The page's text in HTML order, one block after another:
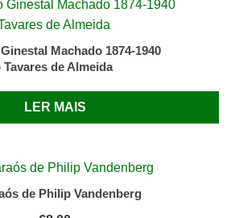
Machado 1874-1940
de Almeida
LER MAIS
de Philip Vandenberg